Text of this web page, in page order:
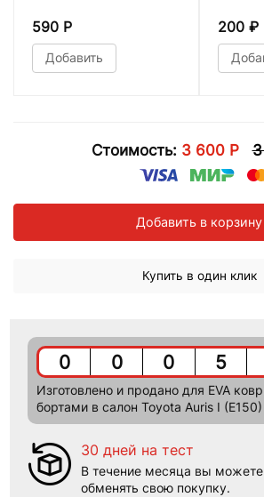
590 Р
Добавить
200 ₽
Стоимость: 3 600 Р
Добавить в корзину
Купить в один клик
0 0 0 5
Изготовлено и продано для EVA
бортами в салон Toyota Auris I
30 дней на тест
В течение месяца вы можете
обменять свою покупку.